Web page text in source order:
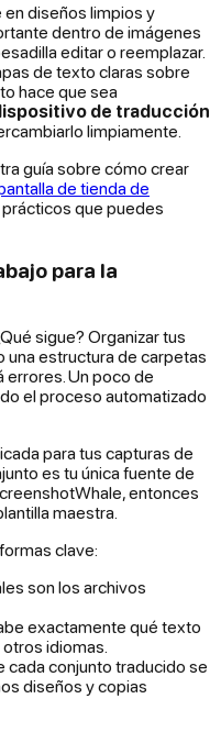
en diseños limpios y
dentro de imágenes
editar o reemplazar.
de texto claras sobre
hace que sea
de traducción
limpiamente.
guía sobre cómo crear
de tienda de
que puedes
para la
sigue? Organizar tus
una estructura de carpetas
errores. Un poco de
el proceso automatizado
para tus capturas de
es tu única fuente de
entonces
maestra.
clave:
son los archivos
exactamente qué texto
idiomas.
cada conjunto traducido se
diseños y copias